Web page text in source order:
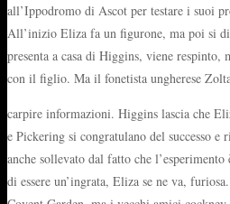
all’Ippodromo di Ascot per testare i suoi
All’inizio Eliza fa un figurone, ma poi si
presenta a casa di Higgins, viene
con il figlio. Ma il fonetista ungherese
carpire informazioni. Higgins lascia che
e Pickering si congratulano del successo e
anche sollevato dal fatto che
di essere un’ingrata, Eliza se ne va,